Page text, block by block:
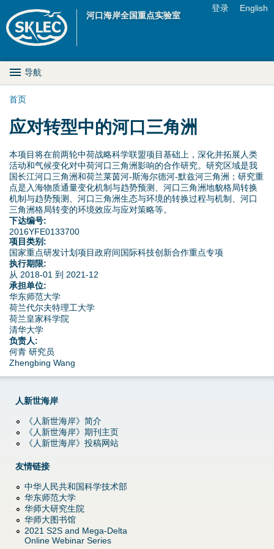
河口海岸全国重点实验室
e
n
登录 English
M
a
n
D
r
o
p
d
o
w
n
导航
你
这
里
首页
应对转型中的河口三角洲
本项目将在前两轮中荷战略科学联盟项目基础上，深化并拓展人类
活动和气候变化对中荷河口三角洲影响的合作研究。研究区域是我
国长江河口三角洲和荷兰莱茵河-斯海尔德河-默兹河三角洲；研究重
点是入海物质通量变化机制与趋势预测、河口三角洲地貌格局转换
机制与趋势预测、河口三角洲生态与环境的转换过程与机制、河口
三角洲格局转变的环境效应与应对策略等。
下达编号:
2016YFE0133700
项目类别:
国家重点研发计划项目政府间国际科技创新合作重点专项
执行期限:
从 2018-01 到 2021-12
承担单位:
华东师范大学
荷兰代尔夫特理工大学
荷兰皇家科学院
清华大学
负责人:
何青 研究员
Zhengbing Wang
人新世海岸
《人新世海岸》简介
《人新世海岸》期刊主页
《人新世海岸》投稿网站
友情链接
中华人民共和国科学技术部
华东师范大学
华师大研究生院
华师大图书馆
2021 S2S and Mega-Delta
Online Webinar Series